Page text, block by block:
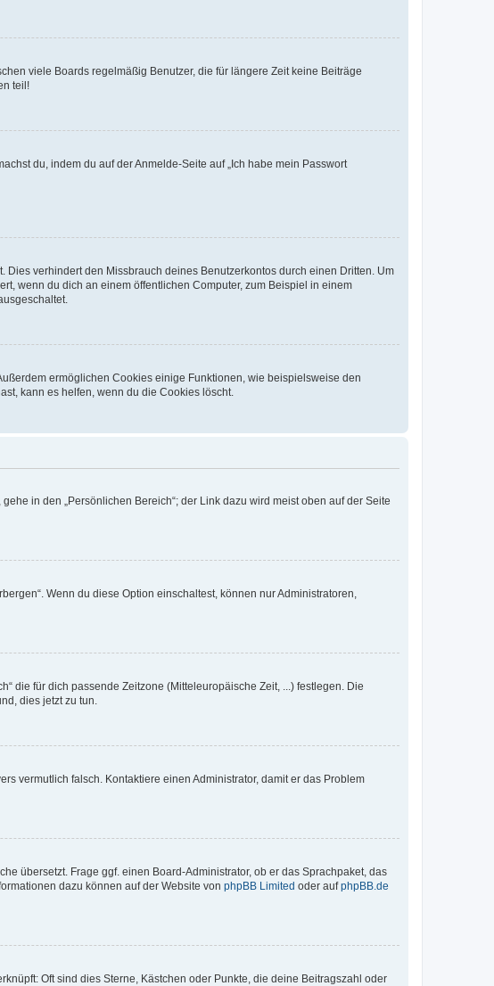
viele Boards regelmäßig Benutzer, die für längere Zeit keine Beiträge
teil!
du, indem du auf der Anmelde-Seite auf „Ich habe mein Passwort
verhindert den Missbrauch deines Benutzerkontos durch einen Dritten. Um
wenn du dich an einem öffentlichen Computer, zum Beispiel in einem
ermöglichen Cookies einige Funktionen, wie beispielsweise den
kann es helfen, wenn du die Cookies löscht.
in den „Persönlichen Bereich“; der Link dazu wird meist oben auf der Seite
Wenn du diese Option einschaltest, können nur Administratoren,
die für dich passende Zeitzone (Mitteleuropäische Zeit, ...) festlegen. Die
dies jetzt zu tun.
vermutlich falsch. Kontaktiere einen Administrator, damit er das Problem
übersetzt. Frage ggf. einen Board-Administrator, ob er das Sprachpaket, das
dazu können auf der Website von phpBB Limited oder aufphpBB.de
Oft sind dies Sterne, Kästchen oder Punkte, die deine Beitragszahl oder